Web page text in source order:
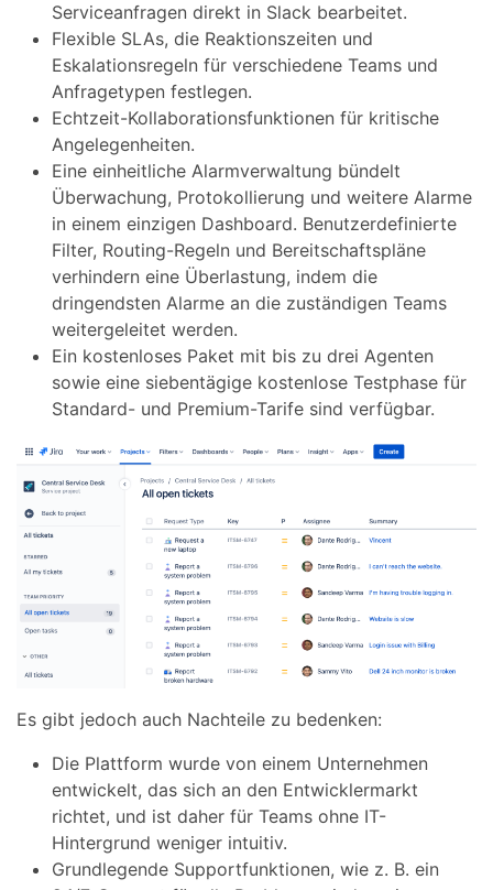
Serviceanfragen direkt in Slack bearbeitet.
Flexible SLAs, die Reaktionszeiten und
Eskalationsregeln für verschiedene Teams und
Anfragetypen festlegen.
Echtzeit-Kollaborationsfunktionen für kritische
Angelegenheiten.
Eine einheitliche Alarmverwaltung bündelt
Überwachung, Protokollierung und weitere Alarme
in einem einzigen Dashboard. Benutzerdefinierte
Filter, Routing-Regeln und Bereitschaftspläne
verhindern eine Überlastung, indem die
dringendsten Alarme an die zuständigen Teams
weitergeleitet werden.
Ein kostenloses Paket mit bis zu drei Agenten
sowie eine siebentägige kostenlose Testphase für
Standard- und Premium-Tarife sind verfügbar.
Es gibt jedoch auch Nachteile zu bedenken:
Die Plattform wurde von einem Unternehmen
entwickelt, das sich an den Entwicklermarkt
richtet, und ist daher für Teams ohne IT-
Hintergrund weniger intuitiv.
Grundlegende Supportfunktionen, wie z. B. ein